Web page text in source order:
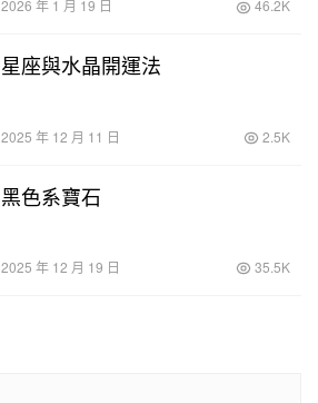
2026 年 1 月 19 日 46.2K
星座與水晶開運法
2025 年 12 月 11 日 2.5K
黑色系寶石
2025 年 12 月 19 日 35.5K